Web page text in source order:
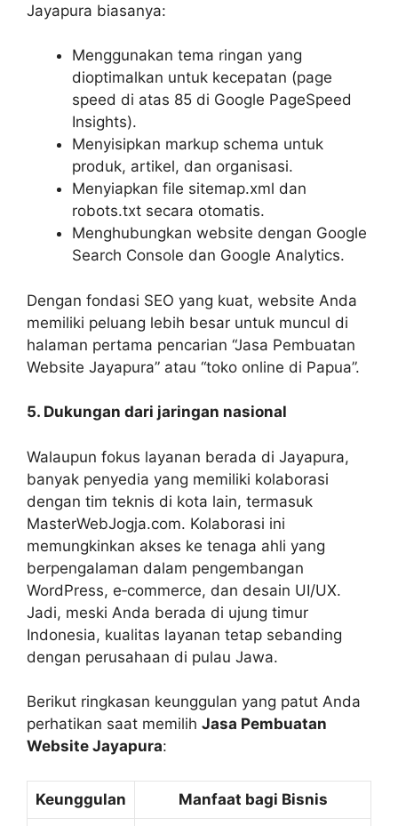
Jayapura biasanya:
Menggunakan tema ringan yang
dioptimalkan untuk kecepatan (page
speed di atas 85 di Google PageSpeed
Insights).
Menyisipkan markup schema untuk
produk, artikel, dan organisasi.
Menyiapkan file sitemap.xml dan
robots.txt secara otomatis.
Menghubungkan website dengan Google
Search Console dan Google Analytics.
Dengan fondasi SEO yang kuat, website Anda
memiliki peluang lebih besar untuk muncul di
halaman pertama pencarian “Jasa Pembuatan
Website Jayapura” atau “toko online di Papua”.
5. Dukungan dari jaringan nasional
Walaupun fokus layanan berada di Jayapura,
banyak penyedia yang memiliki kolaborasi
dengan tim teknis di kota lain, termasuk
MasterWebJogja.com. Kolaborasi ini
memungkinkan akses ke tenaga ahli yang
berpengalaman dalam pengembangan
WordPress, e‑commerce, dan desain UI/UX.
Jadi, meski Anda berada di ujung timur
Indonesia, kualitas layanan tetap sebanding
dengan perusahaan di pulau Jawa.
Berikut ringkasan keunggulan yang patut Anda
perhatikan saat memilih Jasa Pembuatan
Website Jayapura:
Keunggulan Manfaat bagi Bisnis